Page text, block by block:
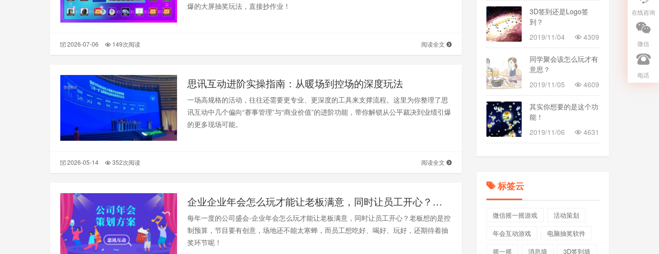
爆的大屏抽奖玩法，直接抄作业！
2026-07-06 149次阅读 阅读全文
思讯互动进阶实操指南：从暖场到控场的深度玩法
一场高规格的活动，往往还需要更专业、更深度的工具来支撑流程。这里为你整理了思
讯互动中几个偏向“赛事管理”与“商业价值”的进阶功能，带你解锁从公平裁决到业绩引爆
的更多现场可能。
2026-05-14 352次阅读 阅读全文
企业企业年会怎么玩才能让老板满意，同时让员工开心？我来给你支招
每年一度的公司盛会-企业年会怎么玩才能让老板满意，同时让员工开心？老板想的是控
制预算，节目要有创意，场地还不能太寒蝉，而员工想吃好、喝好、玩好，还期待着抽
奖环节呢！
3D签到还是Logo签
到？
2019/11/04
4309
同学聚会该怎么玩才有
意思？
2019/11/05
4609
其实你想要的是这个功
能！
2019/11/06
4631
标签云
微信摇一摇游戏
活动策划
年会互动游戏
电脑抽奖软件
摇一摇
消息墙
3D签到墙
在线咨询
微信
电话